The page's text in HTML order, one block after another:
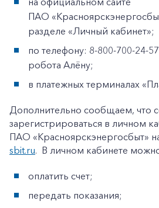
ПАО
разделе «Личный кабинет»;
по телефону: 8-800-700-24-
робота Алёну;
в платежных терминалах
Дополнительно сообщаем, что
зарегистрироваться в личном
ПАО «Красноярскэнергосбыт»
sbit.ru. В личном кабинете
оплатить счет;
передать показания;